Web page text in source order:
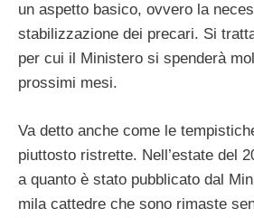
un aspetto basico, ovvero la
stabilizzazione dei precari. Si
per cui il Ministero si spenderà
prossimi mesi.
Va detto anche come le
piuttosto ristrette. Nell’estate del
a quanto è stato pubblicato dal
mila cattedre che sono rimaste